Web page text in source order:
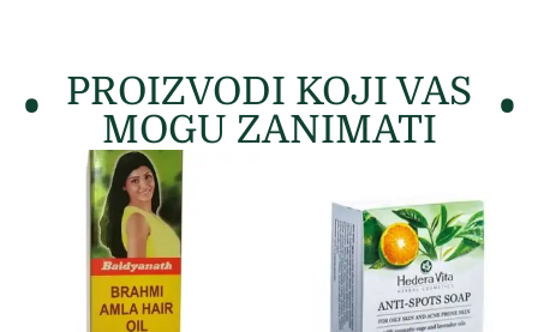
PROIZVODI KOJI VAS
MOGU ZANIMATI